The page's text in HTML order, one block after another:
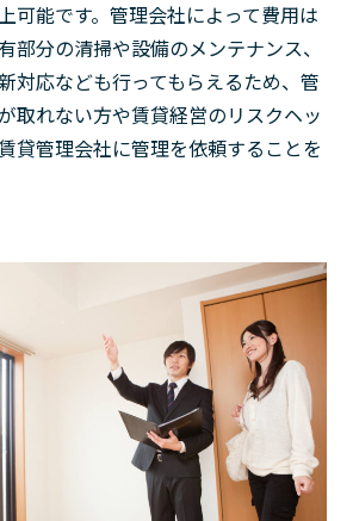
可能です。管理会社によって費用は
部分の清掃や設備のメンテナンス、
対応なども行ってもらえるため、管
取れない方や賃貸経営のリスクヘッ
貸管理会社に管理を依頼することを